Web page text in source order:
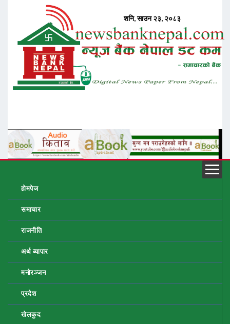
होमपेज
समाचार
राजनीति
अर्थ ब्यापार
मनोरञ्जन
प्रदेश
खेलकुद